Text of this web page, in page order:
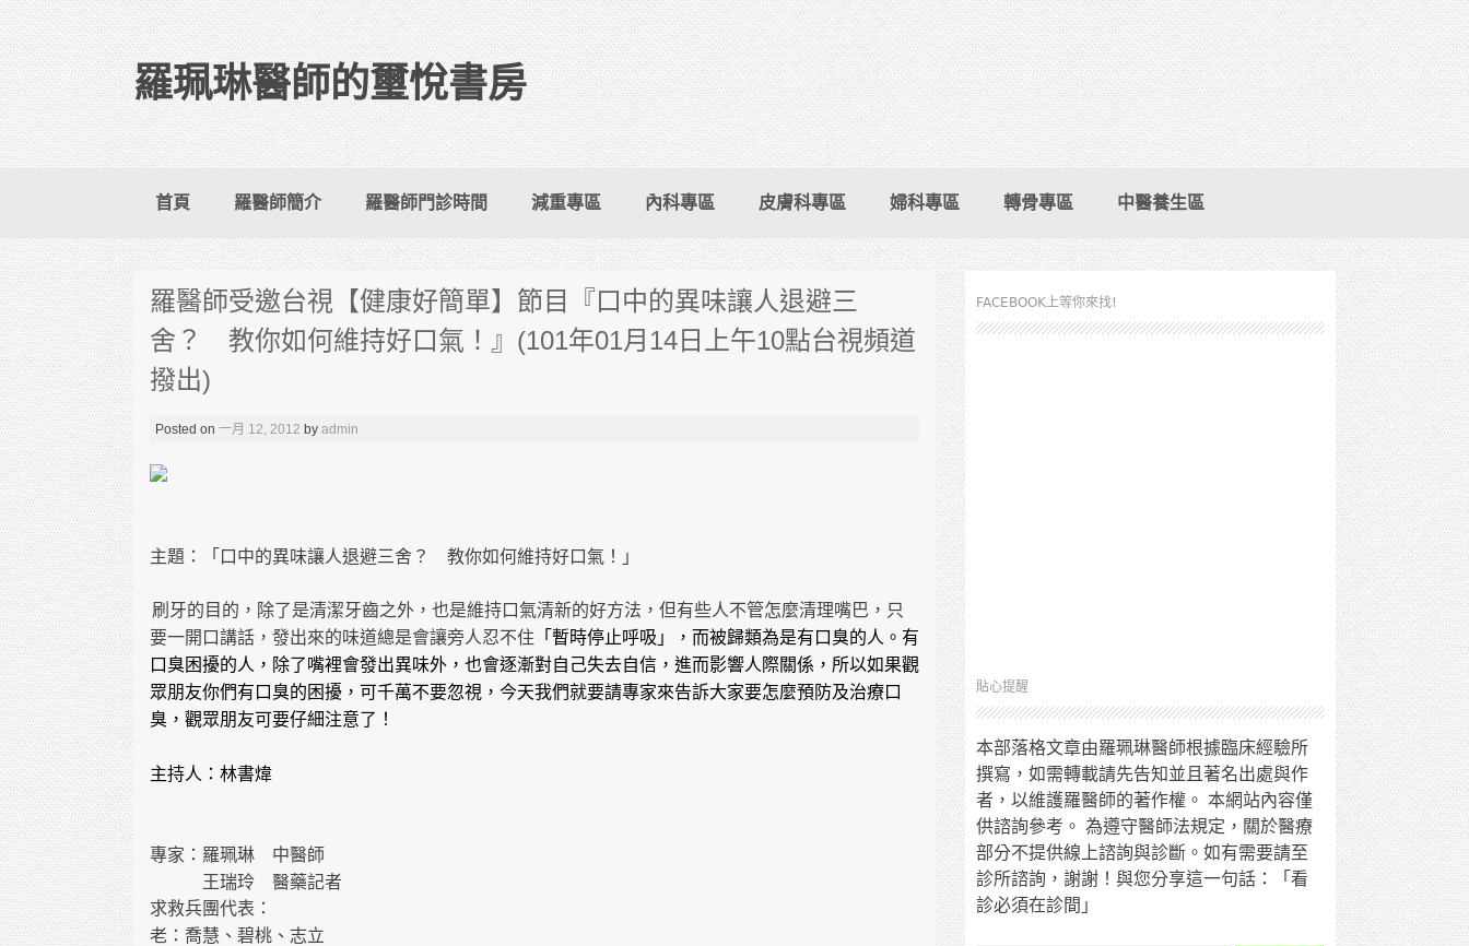
羅珮琳醫師的璽悅書房
Skip to content
首頁 羅醫師簡介 羅醫師門診時間 減重專區 內科專區 皮膚科專區 婦科專區 轉骨專區 中醫養生區
羅醫師受邀台視【健康好簡單】節目『口中的異味讓人退避三
舍？ 教你如何維持好口氣！』(101年01月14日上午10點台視頻道
撥出)
Posted on 一月 12, 2012 by admin
主題：「口中的異味讓人退避三舍？ 教你如何維持好口氣！」
刷牙的目的，除了是清潔牙齒之外，也是維持口氣清新的好方法，但有些人不管怎麼清理嘴巴，只
要一開口講話，發出來的味道總是會讓旁人忍不住 「暫時停止呼吸」，而被歸類為是有口臭的人。有
口臭困擾的人，除了嘴裡會發出異味外，也會逐漸對自己失去自信，進而影響人際關係，所以如果觀
眾朋友你們有口臭的困擾，可千萬不要忽視，今天我們就要請專家來告訴大家要怎麼預防及治療口
臭，觀眾朋友可要仔細注意了！
主持人：林書煒
專家： 羅珮琳 中醫師
王瑞玲 醫藥記者
求救兵團代表：
老：喬慧、碧桃、志立
FACEBOOK上等你來找!
貼心提醒
本部落格文章由羅珮琳醫師根據臨床經驗所
撰寫，如需轉載請先告知並且著名出處與作
者，以維護羅醫師的著作權。 本網站內容僅
供諮詢參考。 為遵守醫師法規定，關於醫療
部分不提供線上諮詢與診斷。如有需要請至
診所諮詢，謝謝！與您分享這一句話：「看
診必須在診間」